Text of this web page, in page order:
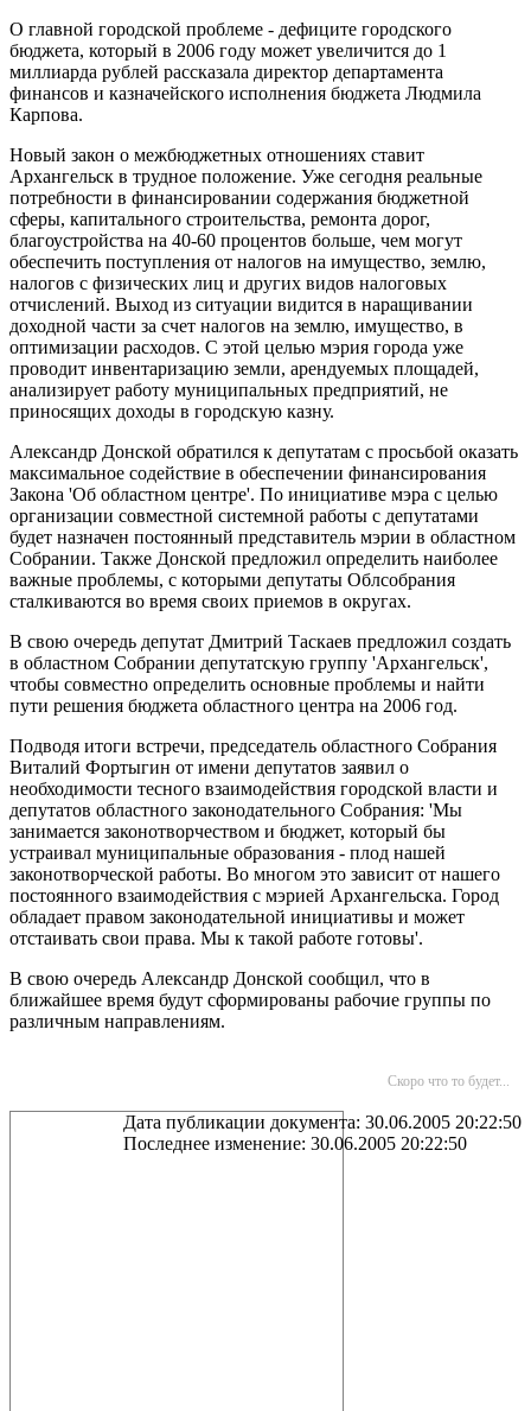
О главной городской проблеме - дефиците городского
бюджета, который в 2006 году может увеличится до 1
миллиарда рублей рассказала директор департамента
финансов и казначейского исполнения бюджета Людмила
Карпова.
Новый закон о межбюджетных отношениях ставит
Архангельск в трудное положение. Уже сегодня реальные
потребности в финансировании содержания бюджетной
сферы, капитального строительства, ремонта дорог,
благоустройства на 40-60 процентов больше, чем могут
обеспечить поступления от налогов на имущество, землю,
налогов с физических лиц и других видов налоговых
отчислений. Выход из ситуации видится в наращивании
доходной части за счет налогов на землю, имущество, в
оптимизации расходов. С этой целью мэрия города уже
проводит инвентаризацию земли, арендуемых площадей,
анализирует работу муниципальных предприятий, не
приносящих доходы в городскую казну.
Александр Донской обратился к депутатам с просьбой оказать
максимальное содействие в обеспечении финансирования
Закона 'Об областном центре'. По инициативе мэра с целью
организации совместной системной работы с депутатами
будет назначен постоянный представитель мэрии в областном
Собрании. Также Донской предложил определить наиболее
важные проблемы, с которыми депутаты Облсобрания
сталкиваются во время своих приемов в округах.
В свою очередь депутат Дмитрий Таскаев предложил создать
в областном Собрании депутатскую группу 'Архангельск',
чтобы совместно определить основные проблемы и найти
пути решения бюджета областного центра на 2006 год.
Подводя итоги встречи, председатель областного Собрания
Виталий Фортыгин от имени депутатов заявил о
необходимости тесного взаимодействия городской власти и
депутатов областного законодательного Собрания: 'Мы
занимается законотворчеством и бюджет, который бы
устраивал муниципальные образования - плод нашей
законотворческой работы. Во многом это зависит от нашего
постоянного взаимодействия с мэрией Архангельска. Город
обладает правом законодательной инициативы и может
отстаивать свои права. Мы к такой работе готовы'.
В свою очередь Александр Донской сообщил, что в
ближайшее время будут сформированы рабочие группы по
различным направлениям.
Скоро что то будет...
Дата публикации документа: 30.06.2005 20:22:50
Последнее изменение: 30.06.2005 20:22:50